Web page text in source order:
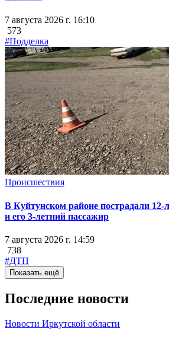
7 августа 2026 г. 16:10
573
#Подделка
Происшествия
В Куйтунском районе пострадали 12-
и его 3-летний пассажир
7 августа 2026 г. 14:59
738
#ДТП
Показать ещё
Последние новости
Новости Иркутской области